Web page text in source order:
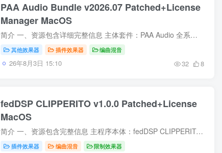
PAA Audio Bundle v2026.07 Patched+License
Manager MacOS
简介 一、资源包含详细完整信息 主体套件：PAA Audio 全系列插件合集 v2026.07 官方完整安装包（macOS 专属版本） 授权配套组件：独立 License Manager 授权管理程序，用于统一管理套件内全部插...
其他效果器 插件效果器 编曲混音
26年8月3日 15:10 32 8
fedDSP CLIPPERITO v1.0.0 Patched+License
MacOS
简介 一、资源包含完整信息 主程序本体：fedDSP CLIPPERITO v1.0.0 完整 macOS 插件安装包 GUISEPPE 适配授权激活文件，配套许可证书文件，完成授权解锁组件 原生图形界面 GUI 安装程序，无精简...
插件效果器 编曲混音 限制效果器